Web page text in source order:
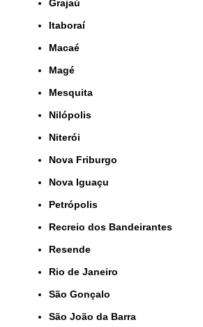
Grajaú
Itaboraí
Macaé
Magé
Mesquita
Nilópolis
Niterói
Nova Friburgo
Nova Iguaçu
Petrópolis
Recreio dos Bandeirantes
Resende
Rio de Janeiro
São Gonçalo
São João da Barra